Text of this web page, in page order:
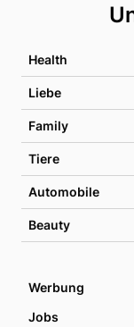
Health
Liebe
Family
Tiere
Automobile
Beauty
Werbung
Jobs